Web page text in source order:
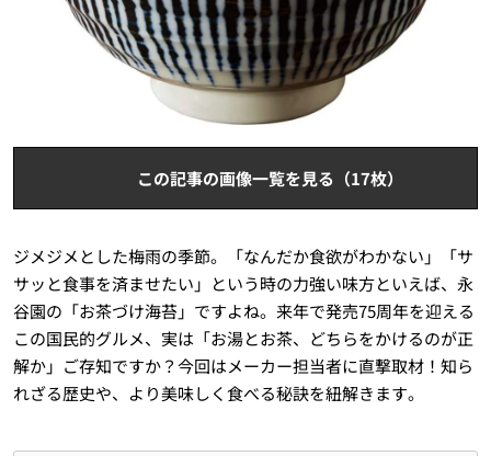
この記事の画像一覧を見る（17枚）
ジメジメとした梅雨の季節。「なんだか食欲がわかない」「サ
サッと食事を済ませたい」という時の力強い味方といえば、永
谷園の「お茶づけ海苔」ですよね。来年で発売75周年を迎える
この国民的グルメ、実は「お湯とお茶、どちらをかけるのが正
解か」ご存知ですか？今回はメーカー担当者に直撃取材！知ら
れざる歴史や、より美味しく食べる秘訣を紐解きます。